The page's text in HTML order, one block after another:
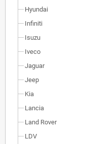
Hyundai
Infiniti
Isuzu
Iveco
Jaguar
Jeep
Kia
Lancia
Land Rover
LDV